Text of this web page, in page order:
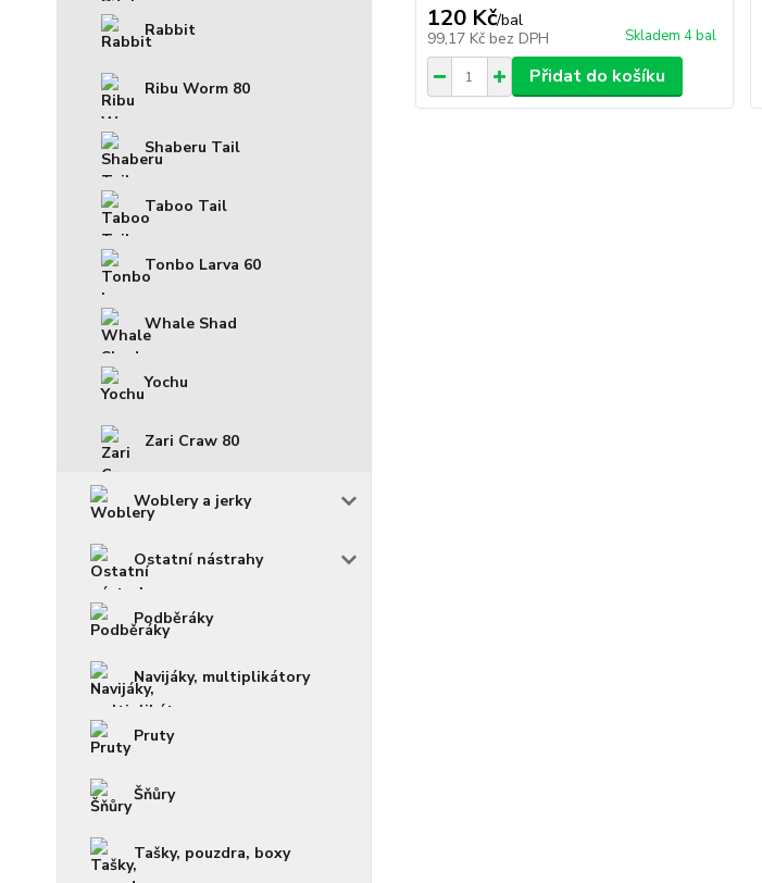
Rabbit
Ribu Worm 80
Shaberu Tail
Taboo Tail
Tonbo Larva 60
Whale Shad
Yochu
Zari Craw 80
Woblery a jerky
Ostatní nástrahy
Podběráky
Navijáky, multiplikátory
Pruty
Šňůry
Tašky, pouzdra, boxy
120 Kč/bal
99,17 Kč bez DPH Skladem 4 bal
Přidat do košíku